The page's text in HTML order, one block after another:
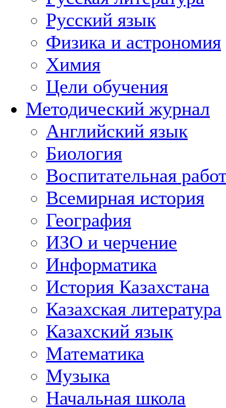
Русский язык
Физика и астрономия
Химия
Цели обучения
Методический журнал
Английский язык
Биология
Воспитательная
Всемирная история
География
ИЗО и черчение
Информатика
История Казахстана
Казахская литература
Казахский язык
Математика
Музыка
Начальная школа